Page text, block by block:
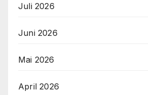
Juli 2026
Juni 2026
Mai 2026
April 2026